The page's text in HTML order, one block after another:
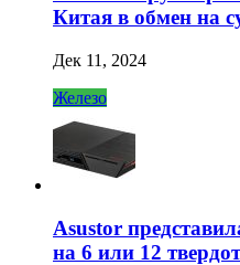
Китая в обмен на
Дек 11, 2024
Железо
Asustor
на 6 или 12